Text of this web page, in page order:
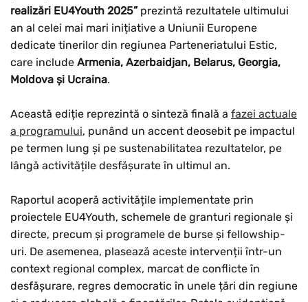
realizări EU4Youth 2025”prezintă rezultatele ultimului
an al celei mai mari inițiative a Uniunii Europene
dedicate tinerilor din regiunea Parteneriatului Estic,
care include Armenia, Azerbaidjan, Belarus, Georgia,
Moldova și Ucraina.
Această ediție reprezintă o sinteză finală a fazei actuale
a programului, punând un accent deosebit pe impactul
pe termen lung și pe sustenabilitatea rezultatelor, pe
lângă activitățile desfășurate în ultimul an.
Raportul acoperă activitățile implementate prin
proiectele EU4Youth, schemele de granturi regionale și
directe, precum și programele de burse și fellowship-
uri. De asemenea, plasează aceste intervenții într-un
context regional complex, marcat de conflicte în
desfășurare, regres democratic în unele țări din regiune